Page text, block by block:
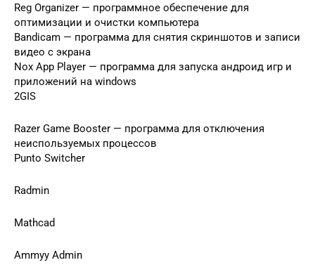
Reg Organizer — программное обеспечение для
оптимизации и очистки компьютера
Bandicam — программа для снятия скриншотов и записи
видео с экрана
Nox App Player — программа для запуска андроид игр и
приложений на windows
2GIS
Razer Game Booster — программа для отключения
неиспользуемых процессов
Punto Switcher
Radmin
Mathcad
Ammyy Admin